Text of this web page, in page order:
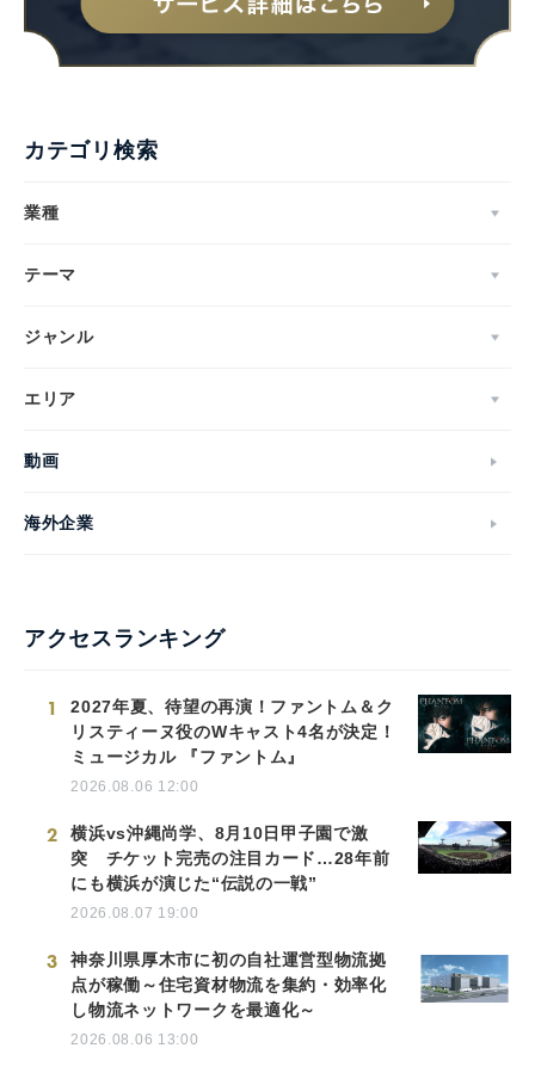
カテゴリ検索
業種
テーマ
ジャンル
エリア
動画
海外企業
アクセスランキング
1
2027年夏、待望の再演！ファントム＆ク
リスティーヌ役のWキャスト4名が決定！
ミュージカル 『ファントム』
2026.08.06 12:00
2
横浜vs沖縄尚学、8月10日甲子園で激
突 チケット完売の注目カード…28年前
にも横浜が演じた“伝説の一戦”
2026.08.07 19:00
3
神奈川県厚木市に初の自社運営型物流拠
点が稼働～住宅資材物流を集約・効率化
し物流ネットワークを最適化～
2026.08.06 13:00